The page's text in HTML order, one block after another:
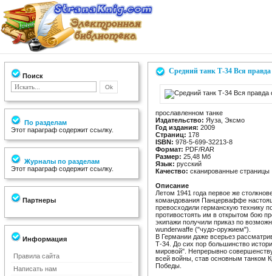
Поиск
По разделам
Этот параграф содержит ссылку.
Журналы по разделам
Этот параграф содержит ссылку.
Партнеры
Информация
Правила сайта
Написать нам
Средний танк Т-34 Вся
прославленном танке
Издательство: Яуза, Эксмо
Год издания: 2009
Страниц: 178
ISBN: 978-5-699-32213-8
Формат: PDF/RAR
Размер: 25,48 Мб
Язык: русский
Качество: сканированные страницы
Описание
Летом 1941 года первое же
командования Панцерваффе
превосходили германскую технику
противостоять им в открытом бою
экипажи получили приказ по
wunderwaffe ("чудо-оружием").
В Германии даже всерьез
Т-34. До сих пор большинство
мировой". Непрерывно
всей войны, став основным танком
Победы.